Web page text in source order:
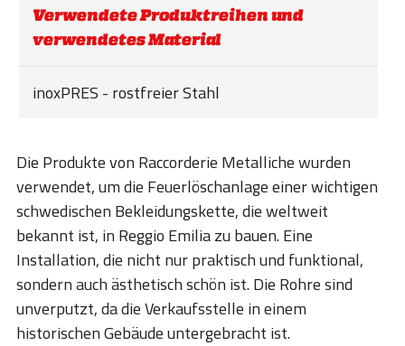
Verwendete Produktreihen und
verwendetes Material
inoxPRES - rostfreier Stahl
Die Produkte von Raccorderie Metalliche wurden
verwendet, um die Feuerlöschanlage einer wichtigen
schwedischen Bekleidungskette, die weltweit
bekannt ist, in Reggio Emilia zu bauen. Eine
Installation, die nicht nur praktisch und funktional,
sondern auch ästhetisch schön ist. Die Rohre sind
unverputzt, da die Verkaufsstelle in einem
historischen Gebäude untergebracht ist.